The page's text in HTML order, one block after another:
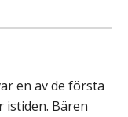
en av de första
istiden. Bären